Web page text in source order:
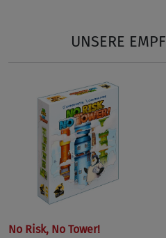
UNSERE
No Risk, No Tower!